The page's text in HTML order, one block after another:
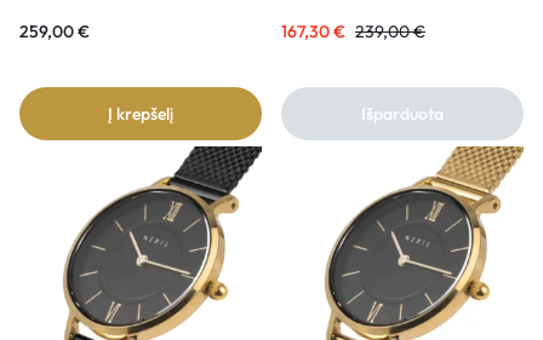
259,00€
Į krepšelį
167,30€ 239,00€
Išparduota